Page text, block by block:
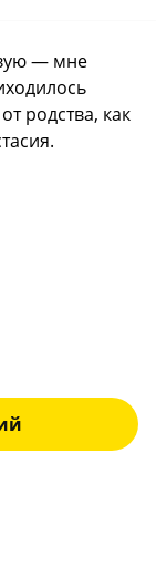
— мне
родства, как